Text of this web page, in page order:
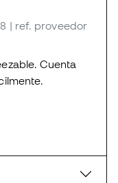
| ref. proveedor
Cuenta